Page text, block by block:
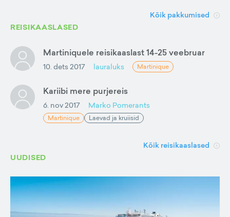
Kõik pakkumised
REISIKAASLASED
Martiniquele reisikaaslast 14-25 veebruar
10. dets 2017 lauraluks Martinique
Kariibi mere purjereis
6. nov 2017 Marko Pomerants
Martinique Laevad ja kruiisid
Kõik reisikaaslased
UUDISED